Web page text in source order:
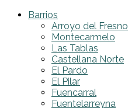
Barrios
Arroyo del Fresno
Montecarmelo
Las Tablas
Castellana Norte
El Pardo
El Pilar
Fuencarral
Fuentelarreyna